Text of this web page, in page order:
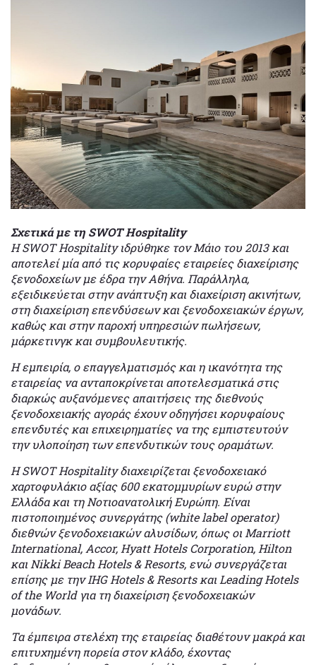
Σχετικά με τη SWOT Hospitality
Η SWOT Hospitality ιδρύθηκε τον Μάιο του 2013 και
αποτελεί μία από τις κορυφαίες εταιρείες διαχείρισης
ξενοδοχείων με έδρα την Αθήνα. Παράλληλα,
εξειδικεύεται στην ανάπτυξη και διαχείριση ακινήτων,
στη διαχείριση επενδύσεων και ξενοδοχειακών έργων,
καθώς και στην παροχή υπηρεσιών πωλήσεων,
μάρκετινγκ και συμβουλευτικής.
Η εμπειρία, ο επαγγελματισμός και η ικανότητα της
εταιρείας να ανταποκρίνεται αποτελεσματικά στις
διαρκώς αυξανόμενες απαιτήσεις της διεθνούς
ξενοδοχειακής αγοράς έχουν οδηγήσει κορυφαίους
επενδυτές και επιχειρηματίες να της εμπιστευτούν
την υλοποίηση των επενδυτικών τους οραμάτων.
Η SWOT Hospitality διαχειρίζεται ξενοδοχειακό
χαρτοφυλάκιο αξίας 600 εκατομμυρίων ευρώ στην
Ελλάδα και τη Νοτιοανατολική Ευρώπη. Είναι
πιστοποιημένος συνεργάτης (white label operator)
διεθνών ξενοδοχειακών αλυσίδων, όπως οι Marriott
International, Accor, Hyatt Hotels Corporation, Hilton
και Nikki Beach Hotels & Resorts, ενώ συνεργάζεται
επίσης με την IHG Hotels & Resorts και Leading Hotels
of the World για τη διαχείριση ξενοδοχειακών
μονάδων.
Τα έμπειρα στελέχη της εταιρείας διαθέτουν μακρά και
επιτυχημένη πορεία στον κλάδο, έχοντας